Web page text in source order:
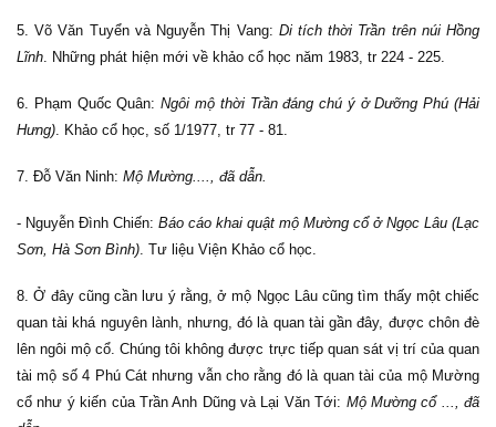
5. Võ Văn Tuyển và Nguyễn Thị Vang: Di tích thời Trần trên núi Hồng
Lĩnh . Những phát hiện mới về khảo cổ học năm 1983, tr 224 - 225.
6. Phạm Quốc Quân:Ngôi mộ thời Trần đáng chú ý ở Dưỡng Phú (Hải
Hưng) . Khảo cổ học, số 1/1977, tr 77 - 81.
7. Đỗ Văn Ninh: Mộ Mường...., đã dẫn.
- Nguyễn Đình Chiến: Báo cáo khai quật mộ Mường cổ ở Ngọc Lâu (Lạc
Sơn, Hà Sơn Bình) . Tư liệu Viện Khảo cổ học.
8. Ở đây cũng cần lưu ý rằng, ở mộ Ngọc Lâu cũng tìm thấy một chiếc
quan tài khá nguyên lành, nhưng, đó là quan tài gần đây, được chôn đè
lên ngôi mộ cổ. Chúng tôi không được trực tiếp quan sát vị trí của quan
tài mộ số 4 Phú Cát nhưng vẫn cho rằng đó là quan tài của mộ Mường
cổ như ý kiến của Trần Anh Dũng và Lại Văn Tới: Mộ Mường cổ ..., đã